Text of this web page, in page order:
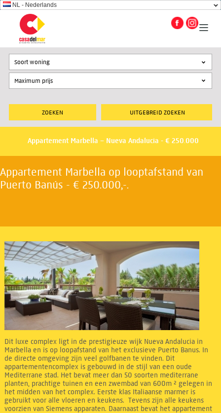
NL - Nederlands
UITGEBREID ZOEKEN
Soort woning
Appartement Marbella – Nueva Andalucia - € 250.000
Appartement Marbella op looptafstand van
Puerto Banús - € 250.000,-.
Dit luxe complex ligt in de prestigieuze wijk Nueva Andalucia in
Marbella en is op loopafstand van het exclusieve Puerto Banus. In
de directe omgeving zijn veel golfbanen te vinden. Dit
appartementencomplex is gebouwd in de stijl van een oude
Mediterrane stad. Het bevat meer dan 50 soorten mediterrane
planten, prachtige tuinen en een zwembad van 600m ² gelegen in
het midden van het complex. Eerste klas Italiaanse marmer is
gebruikt voor alle vloeren en keukens. Tevens zijn alle keukens
voorzien van Siemens apparaten. Daarnaast bevat het appartement